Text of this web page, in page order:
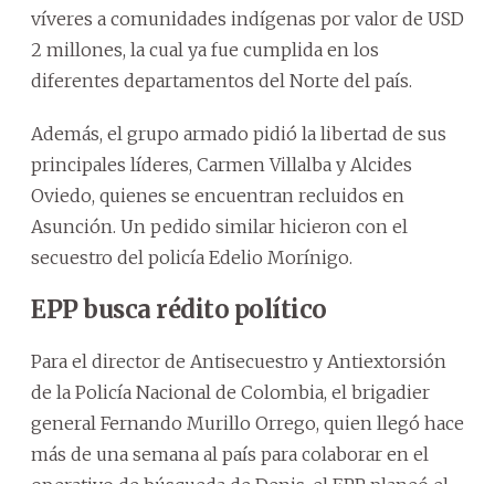
víveres a comunidades indígenas por valor de USD
2 millones, la cual ya fue cumplida en los
diferentes departamentos del Norte del país.
Además, el grupo armado pidió la libertad de sus
principales líderes, Carmen Villalba y Alcides
Oviedo, quienes se encuentran recluidos en
Asunción. Un pedido similar hicieron con el
secuestro del policía Edelio Morínigo.
EPP busca rédito político
Para el director de Antisecuestro y Antiextorsión
de la Policía Nacional de Colombia, el brigadier
general Fernando Murillo Orrego, quien llegó hace
más de una semana al país para colaborar en el